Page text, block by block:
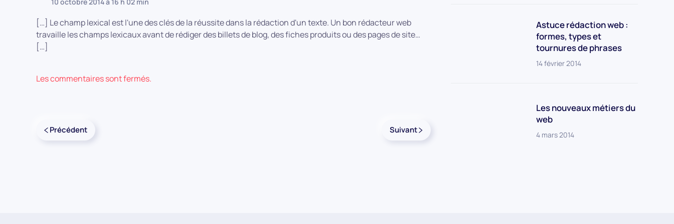
[…] Le champ lexical est l'une des clés de la réussite dans la rédaction d'un texte. Un bon rédacteur web
travaille les champs lexicaux avant de rédiger des billets de blog, des fiches produits ou des pages de site…
[…]
Les commentaires sont fermés.
Précédent Suivant
Astuce rédaction web :
formes, types et
tournures de phrases
14 février 2014
Les nouveaux métiers du
web
4 mars 2014